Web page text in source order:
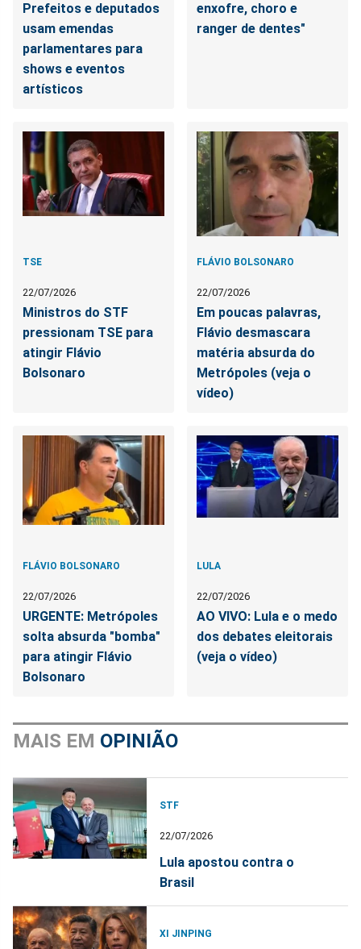
Prefeitos e deputados
usam emendas
parlamentares para
shows e eventos
artísticos
enxofre, choro e
ranger de dentes"
TSE
22/07/2026
Ministros do STF
pressionam TSE para
atingir Flávio
Bolsonaro
FLÁVIO BOLSONARO
22/07/2026
Em poucas palavras,
Flávio desmascara
matéria absurda do
Metrópoles (veja o
vídeo)
FLÁVIO BOLSONARO
22/07/2026
URGENTE: Metrópoles
solta absurda "bomba"
para atingir Flávio
Bolsonaro
LULA
22/07/2026
AO VIVO: Lula e o medo
dos debates eleitorais
(veja o vídeo)
MAIS EM OPINIÃO
STF
22/07/2026
Lula apostou contra o
Brasil
XI JINPING